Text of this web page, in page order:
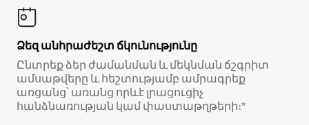
Ձեզ անհրաժեշտ ճկունությունը
Ընտրեք ձեր ժամանման և մեկնման ճշգրիտ
ամսաթվերը և հեշտությամբ ամրագրեք
առցանց՝ առանց որևէ լրացուցիչ
հանձնառության կամ փաստաթղթերի։*